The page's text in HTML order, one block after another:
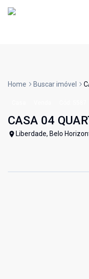
Home Buscar imóvel
CASA 04
Liberdade, Belo